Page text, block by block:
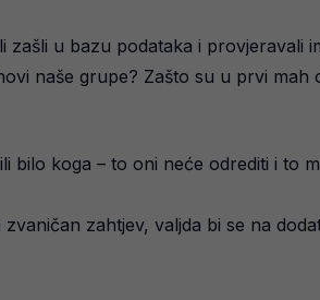
u bazu podataka i provjeravali
naše grupe? Zašto su u prvi mah
bilo koga – to oni neće odrediti i to
zahtjev, valjda bi se na